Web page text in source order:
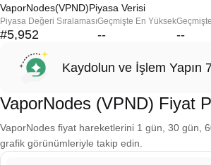
VaporNodes(VPND)Piyasa Verisi
Piyasa Değeri Sıralaması
#5,952
Geçmişte En Yüksek
-- --
Kaydolun ve İşlem Yapın
VaporNodes (VPND) Fiyat
VaporNodes fiyat hareketlerini 1 gün, 30 gün,
grafik görünümleriyle takip edin.